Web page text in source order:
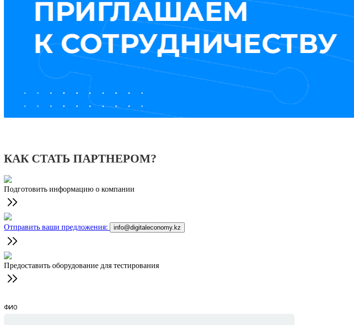
КАК СТАТЬ ПАРТНЕРОМ?
Подготовить информацию о компании
Отправить ваши предложения: info@digitaleconomy.kz
Предоставить оборудование для тестирования
ФИО